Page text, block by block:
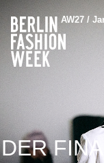
AW27 /
DER